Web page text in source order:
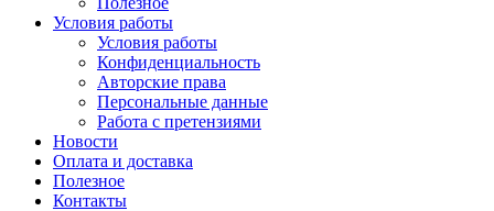
Условия работы
Условия работы
Конфиденциальность
Авторские права
Персональные данные
Работа с претензиями
Новости
Оплата и доставка
Полезное
Контакты